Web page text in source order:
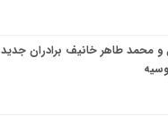
و محمد طاهر خانیف برادران جدید